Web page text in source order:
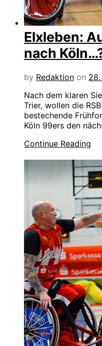
Elxleben:
nach
by Redaktion on
Nach dem klaren
Trier, wollen die
bestechende
Köln 99ers den
Continue Reading